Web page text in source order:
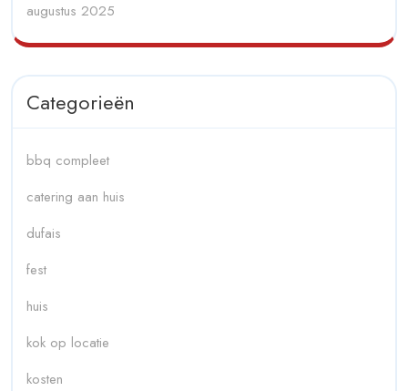
augustus 2025
Categorieën
bbq compleet
catering aan huis
dufais
fest
huis
kok op locatie
kosten